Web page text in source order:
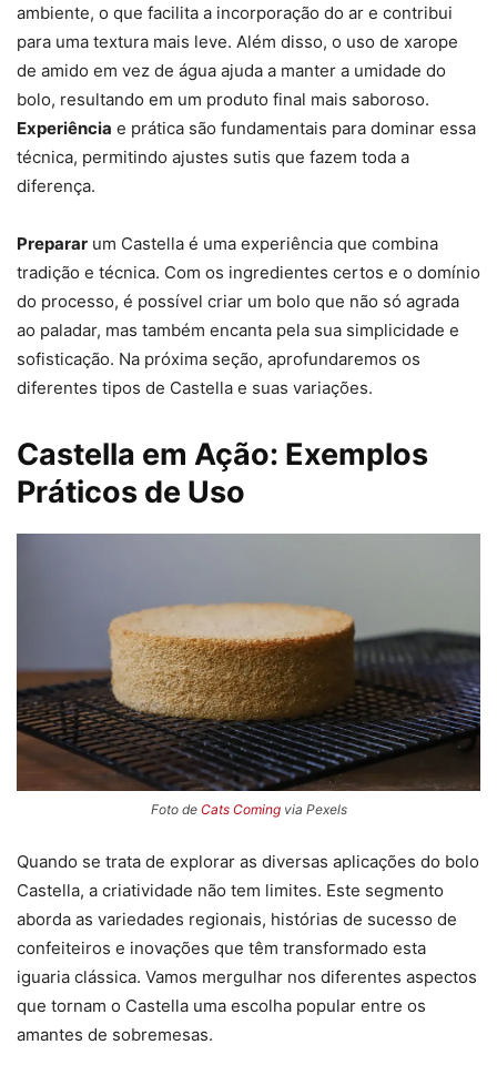
ambiente, o que facilita a incorporação do ar e contribui
para uma textura mais leve. Além disso, o uso de xarope
de amido em vez de água ajuda a manter a umidade do
bolo, resultando em um produto final mais saboroso.
Experiência e prática são fundamentais para dominar essa
técnica, permitindo ajustes sutis que fazem toda a
diferença.
Preparar um Castella é uma experiência que combina
tradição e técnica. Com os ingredientes certos e o domínio
do processo, é possível criar um bolo que não só agrada
ao paladar, mas também encanta pela sua simplicidade e
sofisticação. Na próxima seção, aprofundaremos os
diferentes tipos de Castella e suas variações.
Castella em Ação: Exemplos
Práticos de Uso
Foto de Cats Comingvia Pexels
Quando se trata de explorar as diversas aplicações do bolo
Castella, a criatividade não tem limites. Este segmento
aborda as variedades regionais, histórias de sucesso de
confeiteiros e inovações que têm transformado esta
iguaria clássica. Vamos mergulhar nos diferentes aspectos
que tornam o Castella uma escolha popular entre os
amantes de sobremesas.